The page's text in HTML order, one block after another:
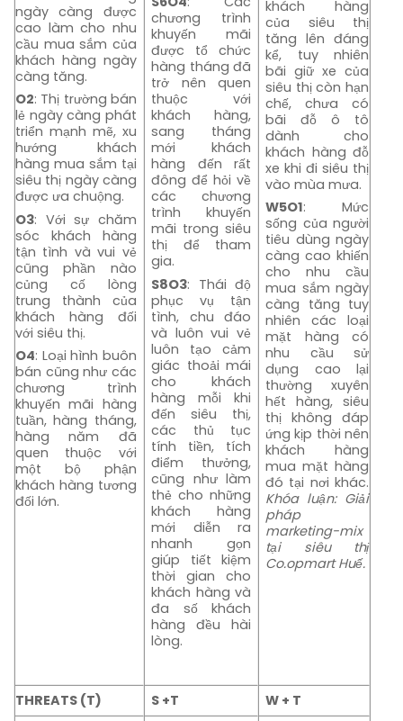
ngày càng được
cao làm cho nhu
cầu mua sắm của
khách hàng ngày
càng tăng.
O2: Thị trường bán
lẻ ngày càng phát
triển mạnh mẽ, xu
hướng khách
hàng mua sắm tại
siêu thị ngày càng
được ưa chuộng.
O3: Với sự chăm
sóc khách hàng
tận tình và vui vẻ
cũng phần nào
củng cố lòng
trung thành của
khách hàng đối
với siêu thị.
O4: Loại hình buôn
bán cũng như các
chương trình
khuyến mãi hàng
tuần, hàng tháng,
hàng năm đã
quen thuộc với
một bộ phận
khách hàng tương
đối lớn.
chương trình
khuyến mãi
được tổ chức
hàng tháng đã
trở nên quen
thuộc với
khách hàng,
sang tháng
mới khách
hàng đến rất
đông để hỏi về
các chương
trình khuyến
mãi trong siêu
thị để tham
gia.
S8O3: Thái độ
phục vụ tận
tình, chu đáo
và luôn vui vẻ
luôn tạo cảm
giác thoải mái
cho khách
hàng mỗi khi
đến siêu thị,
các thủ tục
tính tiền, tích
điểm thưởng,
cũng như làm
thẻ cho những
khách hàng
mới diễn ra
nhanh gọn
giúp tiết kiệm
thời gian cho
khách hàng và
đa số khách
hàng đều hài
lòng.
khách hàng
của siêu thị
tăng lên đáng
kể, tuy nhiên
bãi giữ xe của
siêu thị còn hạn
chế, chưa có
bãi đỗ ô tô
dành cho
khách hàng đỗ
xe khi đi siêu thị
vào mùa mưa.
W5O1: Mức
sống của người
tiêu dùng ngày
càng cao khiến
cho nhu cầu
mua sắm ngày
càng tăng tuy
nhiên các loại
mặt hàng có
nhu cầu sử
dụng cao lại
thường xuyên
hết hàng, siêu
thị không đáp
ứng kịp thời nên
khách hàng
mua mặt hàng
đó tại nơi khác.
Khóa luận: Giải
pháp
marketing-mix
tại siêu thị
Co.opmart Huế.
THREATS (T) S +T W + T